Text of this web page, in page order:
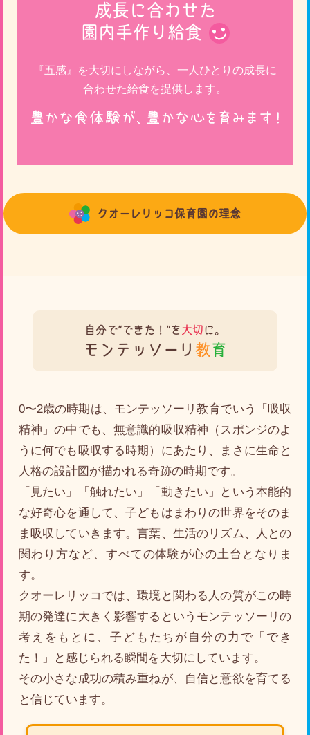
成長に合わせた
園内手作り給食
『五感』を大切にしながら、一人ひとりの成長に
合わせた給食を提供します。
クオーレリッコ保育園の理念
自分で"できた！"を大切に。
モンテッソーリ 教育
0〜2歳の時期は、モンテッソーリ教育でいう「吸収
精神」の中でも、無意識的吸収精神（スポンジのよ
うに何でも吸収する時期）にあたり、まさに生命と
人格の設計図が描かれる奇跡の時期です。
「見たい」「触れたい」「動きたい」という本能的
な好奇心を通して、子どもはまわりの世界をそのま
ま吸収していきます。言葉、生活のリズム、人との
関わり方など、すべての体験が心の土台となりま
す。
クオーレリッコでは、環境と関わる人の質がこの時
期の発達に大きく影響するというモンテッソーリの
考えをもとに、子どもたちが自分の力で「でき
た！」と感じられる瞬間を大切にしています。
その小さな成功の積み重ねが、自信と意欲を育てる
と信じています。